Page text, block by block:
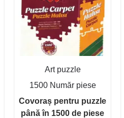
Art puzzle
1500 Număr piese
Covoraș pentru puzzle
până în 1500 de piese